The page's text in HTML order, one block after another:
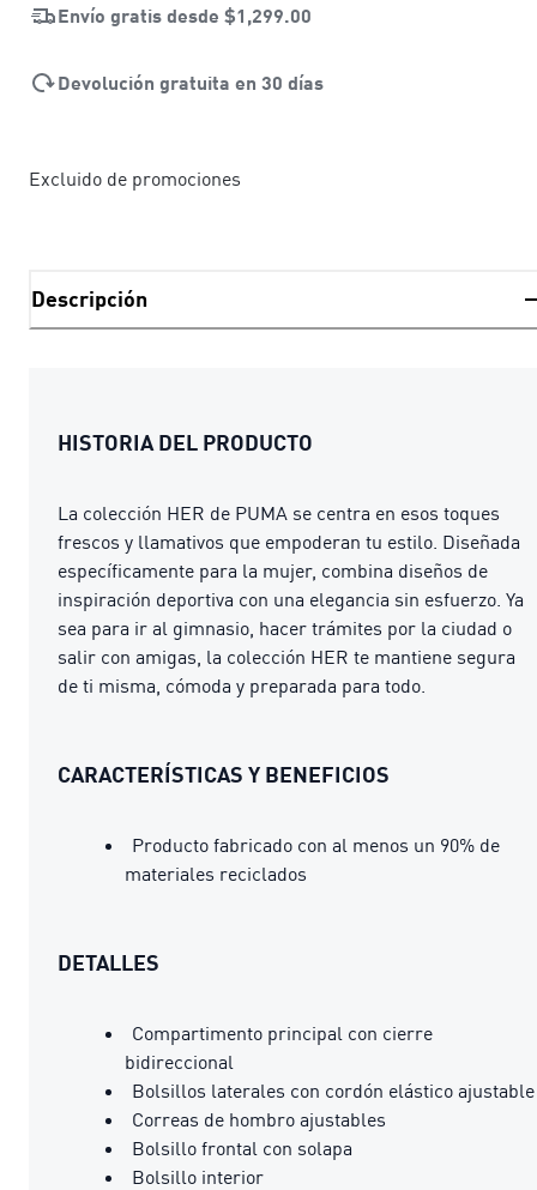
Envío gratis desde $1,299.00
Devolución gratuita en 30 días
Excluido de promociones
Descripción
HISTORIA DEL PRODUCTO
La colección HER de PUMA se centra en esos toques
frescos y llamativos que empoderan tu estilo. Diseñada
específicamente para la mujer, combina diseños de
inspiración deportiva con una elegancia sin esfuerzo. Ya
sea para ir al gimnasio, hacer trámites por la ciudad o
salir con amigas, la colección HER te mantiene segura
de ti misma, cómoda y preparada para todo.
CARACTERÍSTICAS Y BENEFICIOS
Producto fabricado con al menos un 90% de
materiales reciclados
DETALLES
Compartimento principal con cierre
bidireccional
Bolsillos laterales con cordón elástico ajustable
Correas de hombro ajustables
Bolsillo frontal con solapa
Bolsillo interior